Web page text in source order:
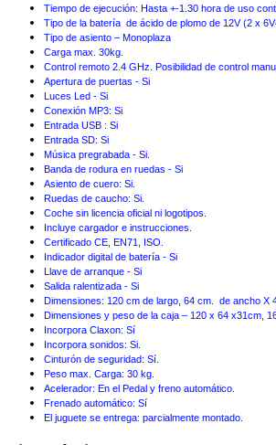
Tiempo de ejecución: Hasta +-1.30 hora de uso
Tipo de la batería de ácido de plomo de 12V (2 x
Tipo de asiento – Monoplaza
Carga max. 30kg.
Control remoto 2.4 GHz. Posibilidad de control
Apertura de puertas - Si
Luces Led - Si
Conexión MP3: Si
Entrada USB : Si
Entrada SD: Si
Música pregrabada - Si.
Banda de rodura en ruedas - Si
Asiento de cuero: Si.
Ruedas de caucho: Si.
Coche sin licencia oficial ni logotipos.
Incluye cargador e instrucciones.
Certificado CE, EN71, ISO.
Indicador digital de batería - Si
Llave de arranque - Si
Salida ralentizada - Si
Dimensiones: 120 cm de largo, 64 cm. de ancho X
Dimensiones y peso de la caja – 120 x 64 x31cm,
Incorpora Claxon: Sí
Incorpora sonidos: Si.
Cinturón de seguridad: Sí.
Peso max. Carga: 30 kg.
Acelerador: En el Pedal y freno automático.
Frenado automático: Sí
El juguete se entrega: parcialmente montado.